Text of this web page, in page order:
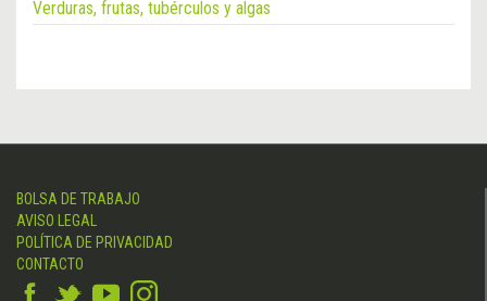
Verduras, frutas, tubérculos y algas
BOLSA DE TRABAJO
AVISO LEGAL
POLÍTICA DE PRIVACIDAD
CONTACTO